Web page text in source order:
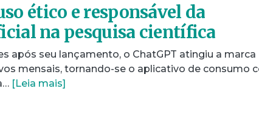
ético e responsável da
na pesquisa científica
após seu lançamento, o ChatGPT atingiu a marca
mensais, tornando-se o aplicativo de consumo
[Leia mais]